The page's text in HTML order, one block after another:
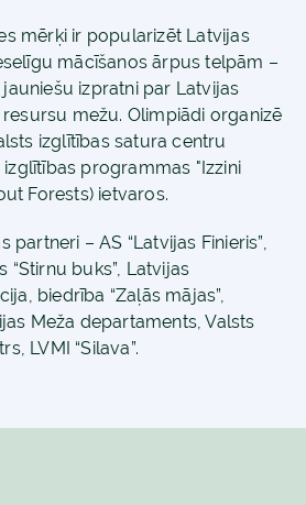
mērķi ir popularizēt Latvijas
mācīšanos ārpus telpām –
izpratni par Latvijas
mežu. Olimpiādi organizē
izglītības satura centru
programmas "Izzini
Forests) ietvaros.
– AS “Latvijas Finieris”,
“Stirnu buks”, Latvijas
biedrība “Zaļās mājas”,
Meža departaments, Valsts
LVMI “Silava”.